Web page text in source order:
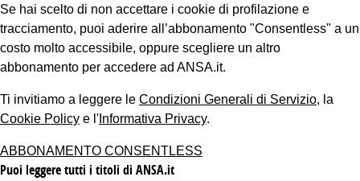
Se hai scelto di non accettare i cookie di profilazione e
tracciamento, puoi aderire all’abbonamento "Consentless" a un
costo molto accessibile, oppure scegliere un altro
abbonamento per accedere ad ANSA.it.
Ti invitiamo a leggere le Condizioni Generali di Servizio, la
Cookie Policy e l' Informativa Privacy.
ABBONAMENTO CONSENTLESS
Puoi leggere tutti i titoli di ANSA.it